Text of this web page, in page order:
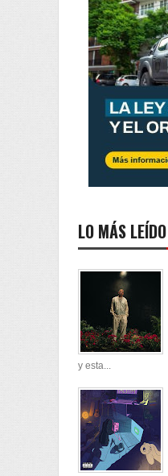
LO MÁS LEÍDO
y esta...